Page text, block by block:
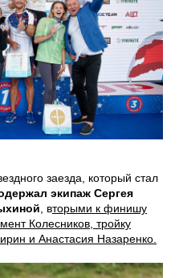
заезда, который стал
экипаж Сергея
, вторыми к финишу
Колесников, тройку
и Анастасия Назаренко.